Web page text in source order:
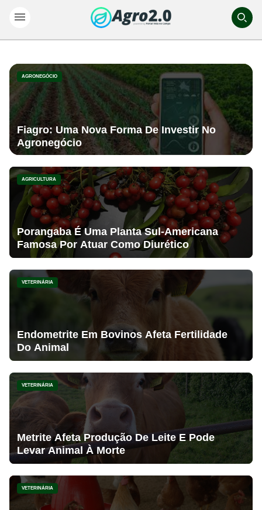
AGRONEGÓCIO
Fiagro: Uma Nova Forma De Investir No
Agronegócio
AGRICULTURA
Porangaba É Uma Planta Sul-Americana
Famosa Por Atuar Como Diurético
VETERINÁRIA
Endometrite Em Bovinos Afeta Fertilidade
Do Animal
VETERINÁRIA
Metrite Afeta Produção De Leite E Pode
Levar Animal À Morte
VETERINÁRIA